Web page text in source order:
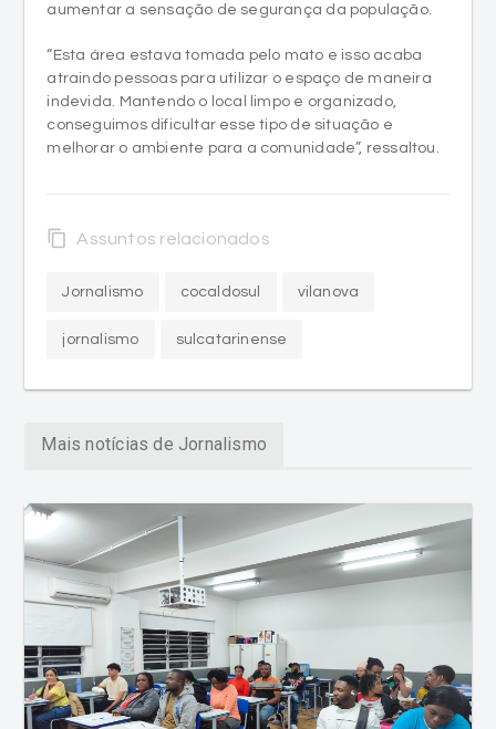
aumentar a sensação de segurança da população.
“Esta área estava tomada pelo mato e isso acaba
atraindo pessoas para utilizar o espaço de maneira
indevida. Mantendo o local limpo e organizado,
conseguimos dificultar esse tipo de situação e
melhorar o ambiente para a comunidade”, ressaltou.
content_copy Assuntos relacionados
Jornalismo cocaldosul vilanova
jornalismo sulcatarinense
Mais notícias de Jornalismo